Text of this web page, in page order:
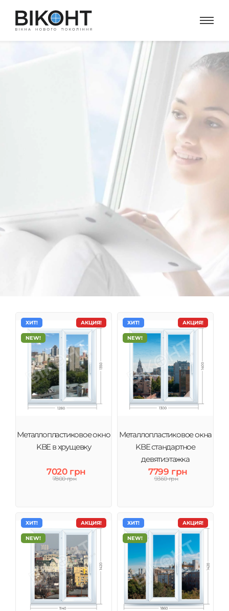
Металлопластиковые окна KBE
качеством, исключительной надежностью и
техническими инновациями.
АКЦИЯ!
ХИТ!
NEW!
Металлопластиковое окно
KBE в хрущевку
7020 грн
7800 грн
АКЦИЯ!
ХИТ!
NEW!
Металлопластиковое окна
KBE стандартное
девятиэтажка
7799 грн
9360 грн
АКЦИЯ!
ХИТ!
NEW!
АКЦИЯ!
ХИТ!
NEW!